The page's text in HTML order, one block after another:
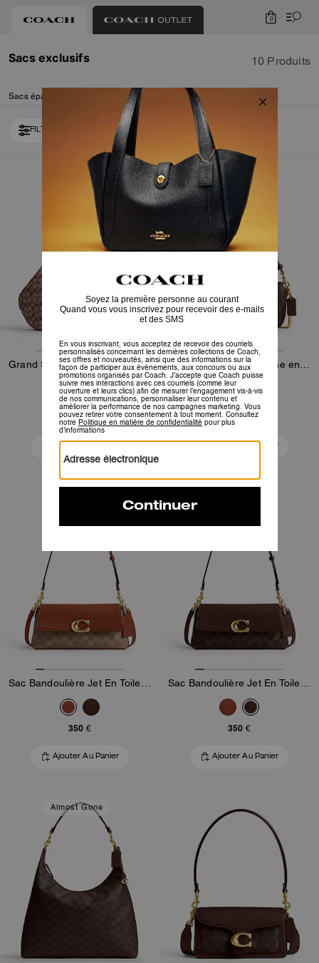
0
Sacs exclusifs 10 Produits
Sacs épaule Sacs bandoulièreSacoches CabasPochettes Sacs à dos
FILTRER / TRIER
Bestseller
Grand Sac à Fermoir Kisslock en Jacquard Signature Cristal
665 € 950 €
295 €
Ajouter Au Panier
350 €
Ajouter Au Panier
350 €
Ajouter Au Panier
Almost Gone